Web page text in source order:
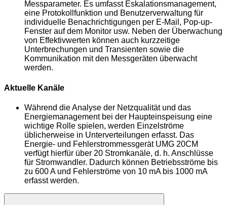
Messparameter. Es umfasst Eskalationsmanagement,
eine Protokollfunktion und Benutzerverwaltung für
individuelle Benachrichtigungen per E-Mail, Pop-up-
Fenster auf dem Monitor usw. Neben der Überwachung
von Effektivwerten können auch kurzzeitige
Unterbrechungen und Transienten sowie die
Kommunikation mit den Messgeräten überwacht
werden.
Aktuelle Kanäle
Während die Analyse der Netzqualität und das
Energiemanagement bei der Haupteinspeisung eine
wichtige Rolle spielen, werden Einzelströme
üblicherweise in Unterverteilungen erfasst. Das
Energie- und Fehlerstrommessgerät UMG 20CM
verfügt hierfür über 20 Stromkanäle, d. h. Anschlüsse
für Stromwandler. Dadurch können Betriebsströme bis
zu 600 A und Fehlerströme von 10 mA bis 1000 mA
erfasst werden.